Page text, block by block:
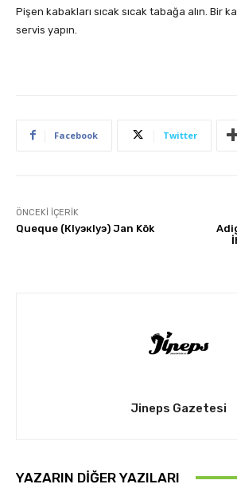
Pişen kabakları sıcak sıcak tabağa alın. Bir
servis yapın.
Facebook Twitter
ÖNCEKI İÇERIK
Queque (КIуэкIуэ) Jan Kök
Jineps Gazetesi
YAZARIN DIĞER YAZILARI